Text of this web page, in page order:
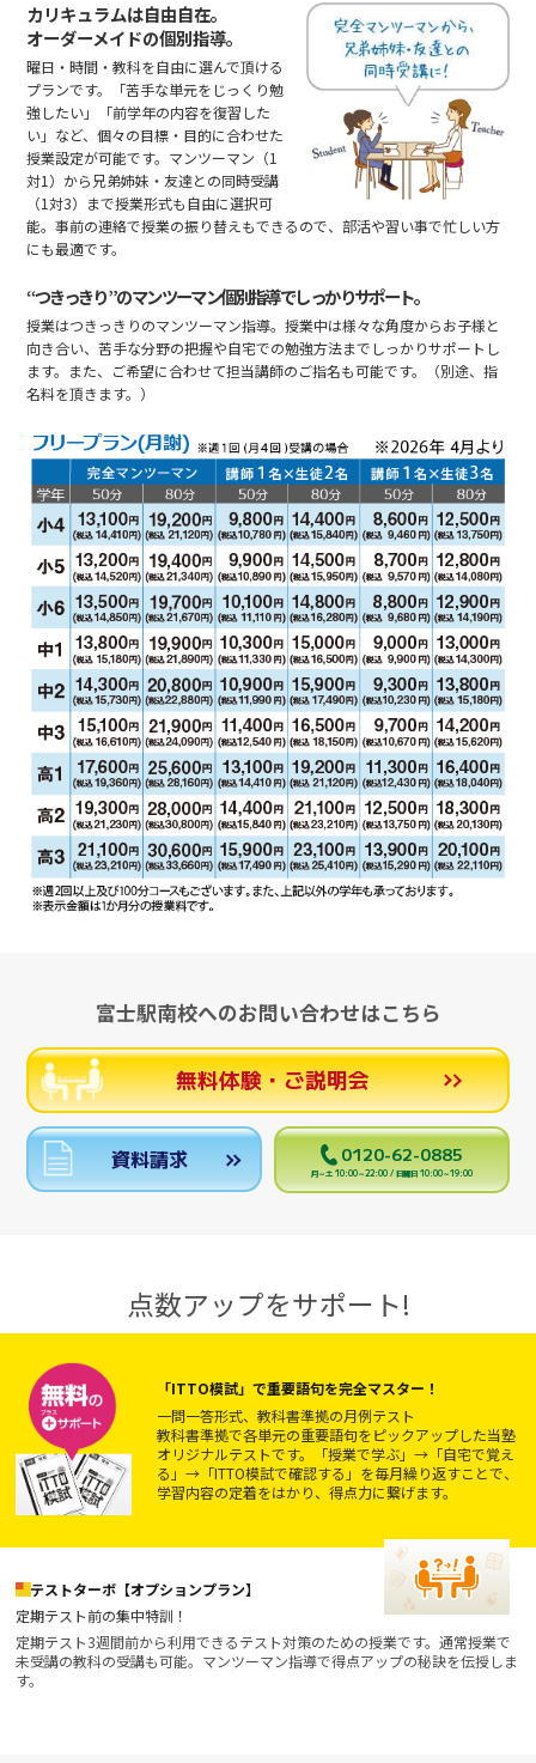
カリキュラムは自由自在。
オーダーメイドの個別指導。
曜日・時間・教科を自由に選んで頂ける
プランです。「苦手な単元をじっくり勉
強したい」「前学年の内容を復習した
い」など、個々の目標・目的に合わせた
授業設定が可能です。マンツーマン（1
対1）から兄弟姉妹・友達との同時受講
（1対3）まで授業形式も自由に選択可
能。事前の連絡で授業の振り替えもできるので、部活や習い事で忙しい方
にも最適です。
“つきっきり”のマンツーマン個別指導でしっかりサポート。
授業はつきっきりのマンツーマン指導。授業中は様々な角度からお子様と
向き合い、苦手な分野の把握や自宅での勉強方法までしっかりサポートし
ます。また、ご希望に合わせて担当講師のご指名も可能です。（別途、指
名料を頂きます。）
富士駅南校へのお問い合わせはこちら
無料体験・ご説明会
資料請求 0120-62-0885
月～土 10:00～22:00 / 日曜日 10:00～19:00
点数アップをサポート!
「ITTO模試」で重要語句を完全マスター！
一問一答形式、教科書準拠の月例テスト
教科書準拠で各単元の重要語句をピックアップした当塾
オリジナルテストです。「授業で学ぶ」→「自宅で覚え
る」→「ITTO模試で確認する」を毎月繰り返すことで、
学習内容の定着をはかり、得点力に繋げます。
テストターボ【オプションプラン】
定期テスト前の集中特訓！
定期テスト3週間前から利用できるテスト対策のための授業です。通常授業で
未受講の教科の受講も可能。マンツーマン指導で得点アップの秘訣を伝授しま
す。